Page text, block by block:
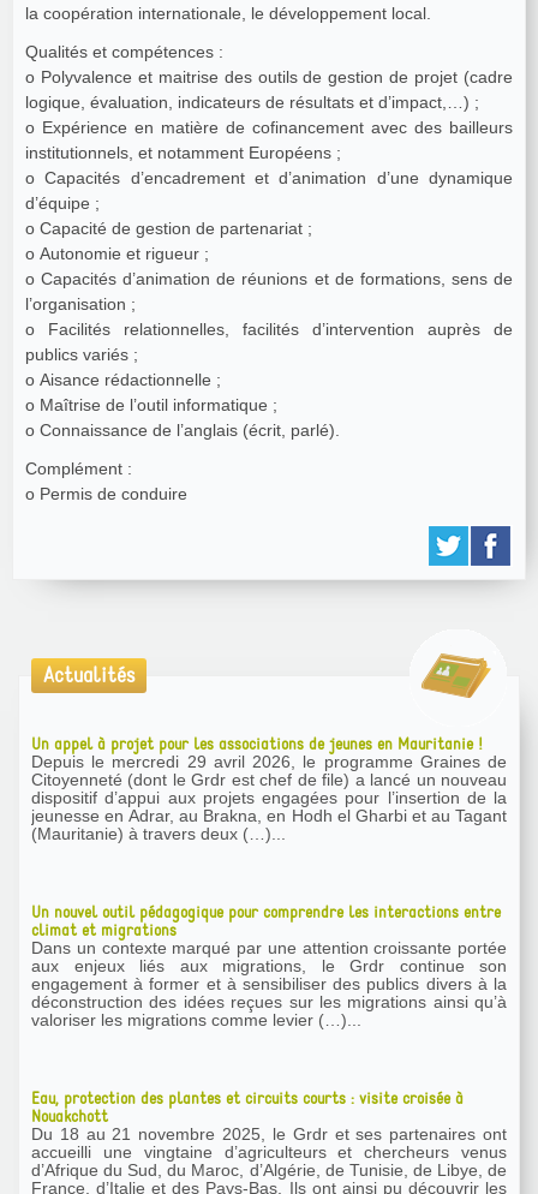
la coopération internationale, le développement local.
Qualités et compétences :
o Polyvalence et maitrise des outils de gestion de projet (cadre
logique, évaluation, indicateurs de résultats et d’impact,…) ;
o Expérience en matière de cofinancement avec des bailleurs
institutionnels, et notamment Européens ;
o Capacités d’encadrement et d’animation d’une dynamique
d’équipe ;
o Capacité de gestion de partenariat ;
o Autonomie et rigueur ;
o Capacités d’animation de réunions et de formations, sens de
l’organisation ;
o Facilités relationnelles, facilités d’intervention auprès de
publics variés ;
o Aisance rédactionnelle ;
o Maîtrise de l’outil informatique ;
o Connaissance de l’anglais (écrit, parlé).
Complément :
o Permis de conduire
Actualités
Un appel à projet pour les associations de jeunes en Mauritanie !
Depuis le mercredi 29 avril 2026, le programme Graines de
Citoyenneté (dont le Grdr est chef de file) a lancé un nouveau
dispositif d’appui aux projets engagées pour l’insertion de la
jeunesse en Adrar, au Brakna, en Hodh el Gharbi et au Tagant
(Mauritanie) à travers deux (…)...
Un nouvel outil pédagogique pour comprendre les interactions entre
climat et migrations
Dans un contexte marqué par une attention croissante portée
aux enjeux liés aux migrations, le Grdr continue son
engagement à former et à sensibiliser des publics divers à la
déconstruction des idées reçues sur les migrations ainsi qu’à
valoriser les migrations comme levier (…)...
Eau, protection des plantes et circuits courts : visite croisée à
Nouakchott
Du 18 au 21 novembre 2025, le Grdr et ses partenaires ont
accueilli une vingtaine d’agriculteurs et chercheurs venus
d’Afrique du Sud, du Maroc, d’Algérie, de Tunisie, de Libye, de
France, d’Italie et des Pays-Bas. Ils ont ainsi pu découvrir les